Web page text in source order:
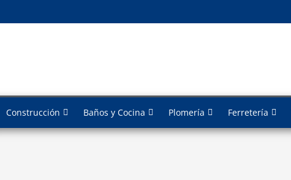
Construcción Baños y Cocina Plomería Ferretería